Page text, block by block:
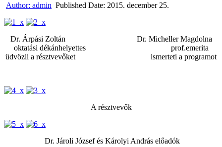
Author: admin Published Date: 2015. december 25.
Dr. Árpási Zoltán Dr. Micheller Magdolna
oktatási dékánhelyettes prof.emerita
üdvözli a résztvevőket ismerteti a programot
A résztvevők
Dr. Jároli József és Károlyi András előadók